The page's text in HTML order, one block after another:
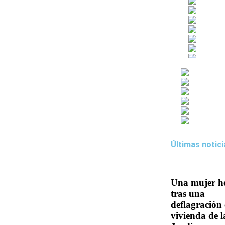
Últimas
Una mujer
tras una
deflagración
vivienda de